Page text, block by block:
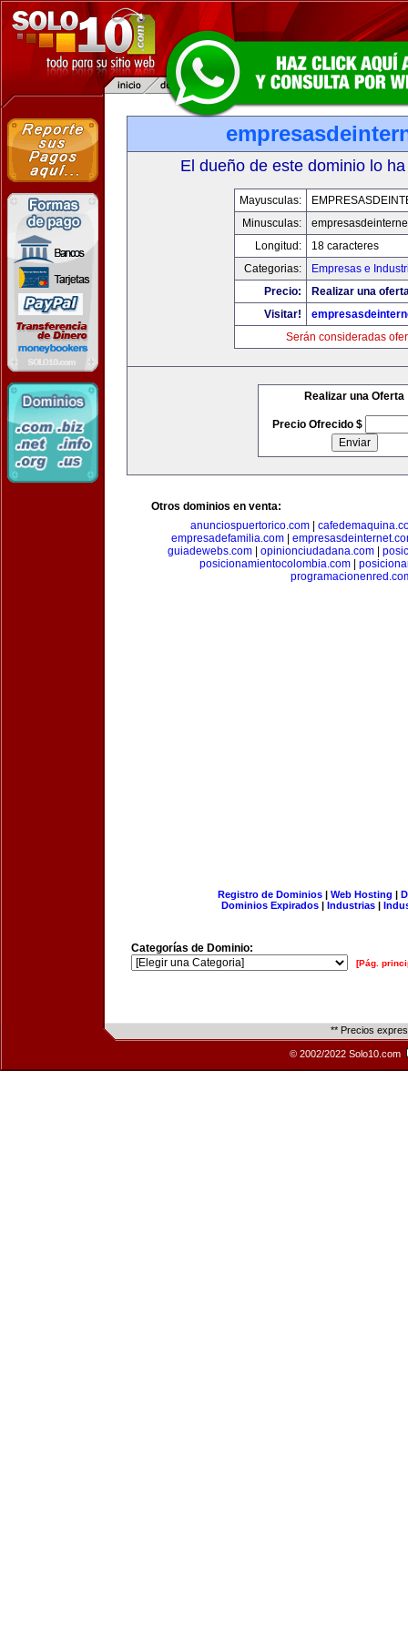
El dueño de este dominio lo
Mayusculas:
Minusculas:
Longitud:
18 caracteres
Categorias:
Empresas e
Precio:
Realizar una
Visitar!
Serán consideradas
Realizar una Oferta
Precio Ofrecido $
Otros dominios en venta:
anunciospuertorico.com|
empresadefamilia.com
guiadewebs.com
opinionciudadana.com
posicionamientocolombia.com|
Registro de Dominios| Web Hosting |
Dominios Expirados | Industrias |
Categorías de Dominio:
[Pág.
** Precios
© 2002/2022 Solo10.com